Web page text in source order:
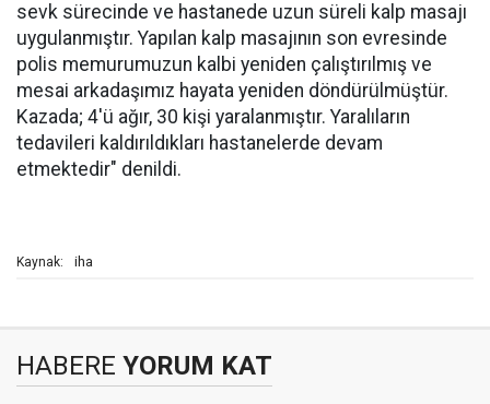
sevk sürecinde ve hastanede uzun süreli kalp masajı
uygulanmıştır. Yapılan kalp masajının son evresinde
polis memurumuzun kalbi yeniden çalıştırılmış ve
mesai arkadaşımız hayata yeniden döndürülmüştür.
Kazada; 4'ü ağır, 30 kişi yaralanmıştır. Yaralıların
tedavileri kaldırıldıkları hastanelerde devam
etmektedir" denildi.
Kaynak: iha
HABERE YORUM KAT